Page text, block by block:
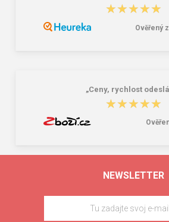
★★★★★
★★★★★
Ověřený
„Ceny, rychlost
★★★★★
★★★★★
NEWSLETTER